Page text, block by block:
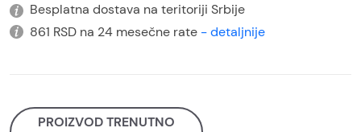
Besplatna dostava na teritoriji Srbije
861 RSD na 24 mesečne rate - detaljnije
PROIZVOD TRENUTNO